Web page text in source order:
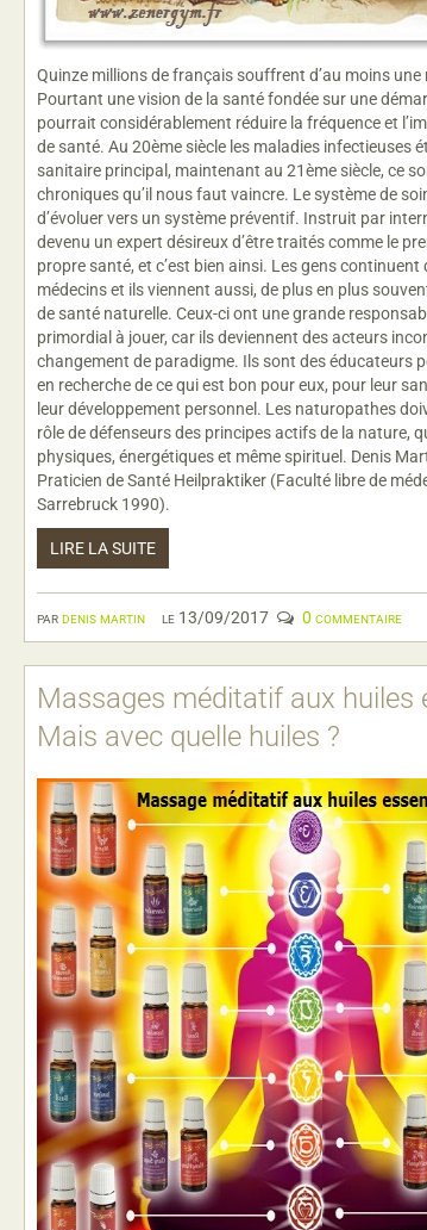
pardenis martin le 13/09/2017 0 commentaire
Quinze millions de français souffrent d’au moins
Pourtant une vision de la santé fondée sur une
pourrait considérablement réduire la fréquence et
de santé. Au 20ème siècle les maladies infectieuses
sanitaire principal, maintenant au 21ème siècle, ce
chroniques qu’il nous faut vaincre. Le système de
d’évoluer vers un système préventif. Instruit par
devenu un expert désireux d’être traités comme le
propre santé, et c’est bien ainsi. Les gens continuent
médecins et ils viennent aussi, de plus en plus
de santé naturelle. Ceux-ci ont une grande
primordial à jouer, car ils deviennent des acteurs
changement de paradigme. Ils sont des éducateurs
en recherche de ce qui est bon pour eux, pour leur
leur développement personnel. Les naturopathes
rôle de défenseurs des principes actifs de la nature,
physiques, énergétiques et même spirituel. Denis
Praticien de Santé Heilpraktiker (Faculté libre de
Sarrebruck 1990).
LIRE LA SUITE
Massages méditatif aux huiles
Mais avec quelle huiles ?